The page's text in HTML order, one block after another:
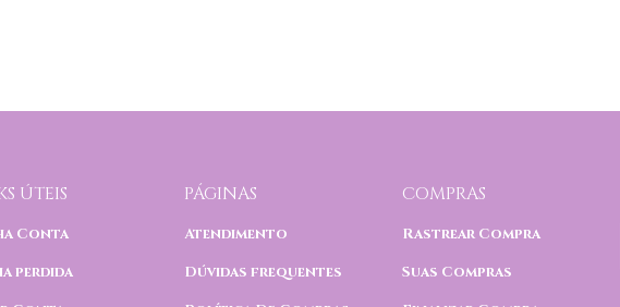
ÚTEIS
Conta
perdida
PÁGINAS
Atendimento
Dúvidas frequentes
COMPRAS
Rastrear Compra
Suas Compras